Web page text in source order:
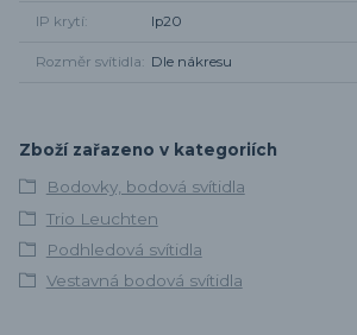
IP krytí Ip20
Rozměr svítidla Dle nákresu
Zboží zařazeno v kategoriích
Bodovky, bodová svítidla
Trio Leuchten
Podhledová svítidla
Vestavná bodová svítidla